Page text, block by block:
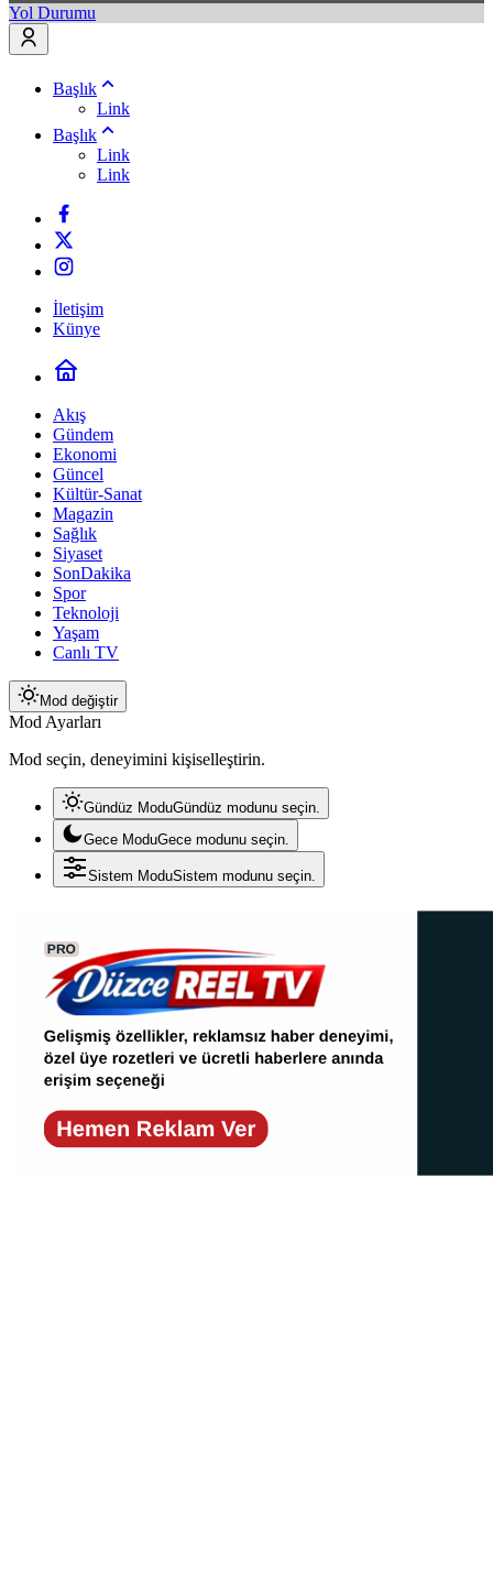
Yol Durumu
Başlık
Link
Başlık
Link
Link
İletişim
Künye
Akış
Gündem
Ekonomi
Güncel
Kültür-Sanat
Magazin
Sağlık
Siyaset
SonDakika
Spor
Teknoloji
Yaşam
Canlı TV
Mod değiştir
Mod Ayarları
Mod seçin, deneyimini kişiselleştirin.
Gündüz ModuGündüz modunu seçin.
Gece ModuGece modunu seçin.
Sistem ModuSistem modunu seçin.